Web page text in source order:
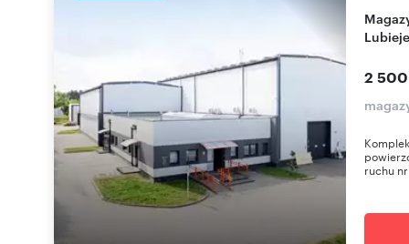
Magazyn 1220 m² z biurem i parkingiem w
2
ruchu